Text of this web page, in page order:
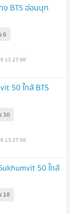
BTS อ่อนนุท
6
13:27:00
50 ใกล้ BTS
30
13:27:00
50 ใกล้
18